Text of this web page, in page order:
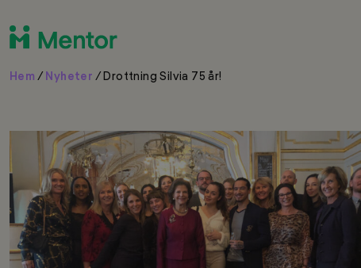
Hem /Nyheter /Drottning Silvia 75 år!